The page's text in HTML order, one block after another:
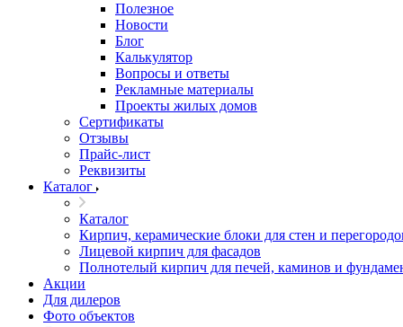
Полезное
Новости
Блог
Калькулятор
Вопросы и ответы
Рекламные материалы
Проекты жилых домов
Сертификаты
Отзывы
Прайс-лист
Реквизиты
Каталог
Каталог
Кирпич, керамические блоки для стен и
Лицевой кирпич для фасадов
Полнотелый кирпич для печей, каминов и
Акции
Для дилеров
Фото объектов